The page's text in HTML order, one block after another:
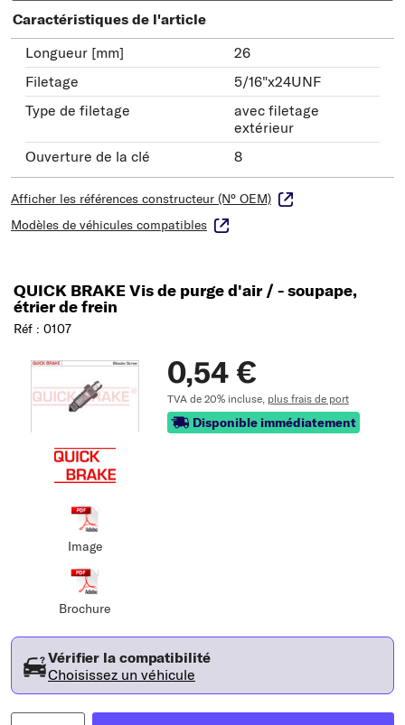
Caractéristiques de l'article
Longueur [mm]
26
Filetage
5/16"x24UNF
Type de filetage
avec filetage
extérieur
Ouverture de la clé
8
Afficher les références constructeur (N° OEM)
Modèles de véhicules compatibles
QUICK BRAKE Vis de purge d'air / - soupape,
étrier de frein
Réf : 0107
Image
Brochure
0,54 €
TVA de 20% incluse, plus frais de port
Disponible immédiatement
Vérifier la compatibilité
Choisissez un véhicule